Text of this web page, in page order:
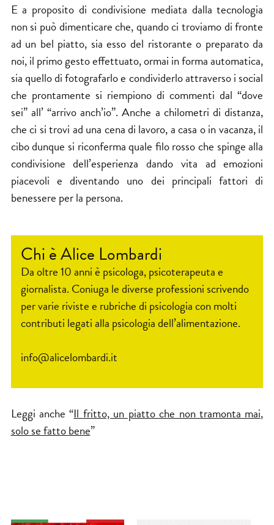
E a proposito di condivisione mediata dalla tecnologia
non si può dimenticare che, quando ci troviamo di fronte
ad un bel piatto, sia esso del ristorante o preparato da
noi, il primo gesto effettuato, ormai in forma automatica,
sia quello di fotografarlo e condividerlo attraverso i social
che prontamente si riempiono di commenti dal “dove
sei” all’ “arrivo anch’io”. Anche a chilometri di distanza,
che ci si trovi ad una cena di lavoro, a casa o in vacanza, il
cibo dunque si riconferma quale filo rosso che spinge alla
condivisione dell’esperienza dando vita ad emozioni
piacevoli e diventando uno dei principali fattori di
benessere per la persona.
Chi è Alice Lombardi
Da oltre 10 anni è psicologa, psicoterapeuta e
giornalista. Coniuga le diverse professioni scrivendo
per varie riviste e rubriche di psicologia con molti
contributi legati alla psicologia dell’alimentazione.
info@alicelombardi.it
Leggi anche “Il fritto, un piatto che non tramonta mai,
solo se fatto bene”